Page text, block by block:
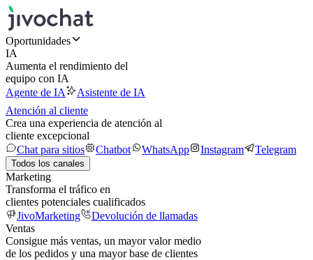
Oportunidades
IA
Aumenta el rendimiento del
equipo con IA
Agente de IA
Asistente de IA
Atención al cliente
Crea una experiencia de atención al
cliente excepcional
Chat para sitios
Chatbot WhatsApp Instagram Telegram
Todos los canales
Marketing
Transforma el tráfico en
clientes potenciales cualificados
JivoMarketing
Devolución de llamadas
Ventas
Consigue más ventas, un mayor valor medio
de los pedidos y una mayor base de clientes